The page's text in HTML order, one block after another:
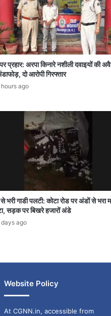
प्रहार: अरपा किनारे नशीली दवाइयों की
दो आरोपी गिरफ्तार
hours ago
भरी गाडी पलटी: कोटा रोड पर अंडों से भरा
सड़क पर बिखरे हजारों अंडे
days ago
Website Policy
At CGNN.in, accessible from